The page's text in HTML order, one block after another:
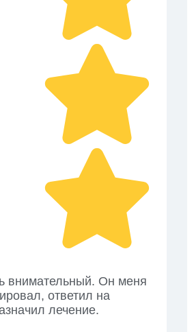
внимательный. Он меня
ответил на
лечение.